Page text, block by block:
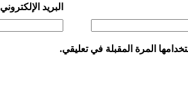
البريد الإلكتروني
المرة المقبلة في تعليقي.